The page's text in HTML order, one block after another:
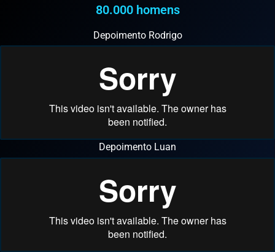
80.000 homens
Depoimento Rodrigo
Depoimento Luan